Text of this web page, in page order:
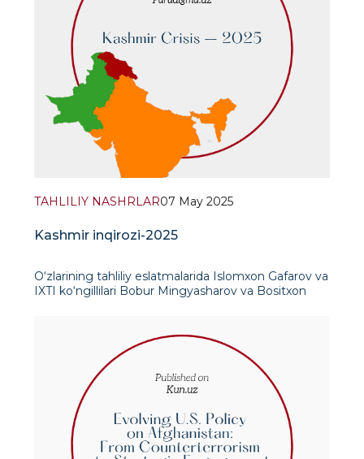
TAHLILIY NASHRLAR07 May 2025
Kashmir inqirozi-2025
O‘zlarining tahliliy eslatmalarida Islomxon Gafarov va
IXTI ko‘ngillilari Bobur Mingyasharov va Bositxon